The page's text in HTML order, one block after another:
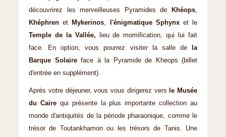
découvrirez les merveilleuses Pyramides de
Khéops,
Khéphrenet Mykerinos, l'énigmatique Sphynxet le
Temple de la Vallée, lieu de momification, qui lui fait
face. En option, vous pourrez visiter la salle de
la
Barque Solaireface à la Pyramide de Kheops (billet
d'entrée en supplément).
Après votre déjeuner, vous vous dirigerez vers le Musée
du Caire qui présente la plus importante collection au
monde d'antiquités de la période pharaonique, comme le
trésor de Toutankhamon ou les trésors de Tanis. Une